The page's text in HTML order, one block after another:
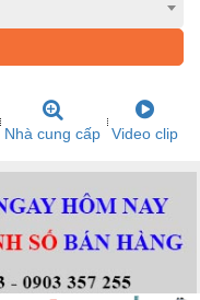
Nhà cung cấp Video clip